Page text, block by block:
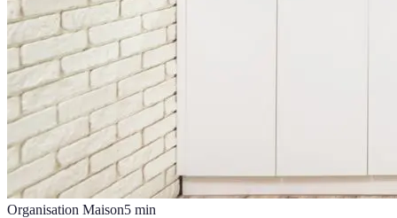
Organisation Maison5 min